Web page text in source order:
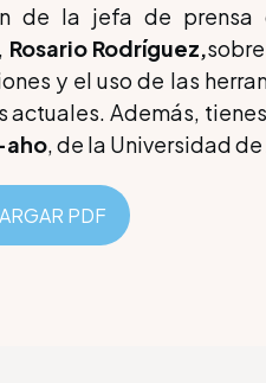
de la jefa de prensa
Rosario Rodríguez,
y el uso de las
actuales. Además,
aho, de la Universidad
PDF